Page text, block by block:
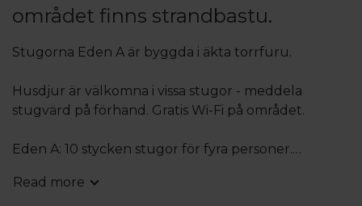
området finns strandbastu.
Stugorna Eden A är byggda i äkta torrfuru.
Husdjur är välkomna i vissa stugor - meddela
stugvärd på förhand. Gratis Wi-Fi på området.
Eden A: 10 stycken stugor för fyra personer.
med tv, två sovrum (två sängar/rum), dusch och
Read more